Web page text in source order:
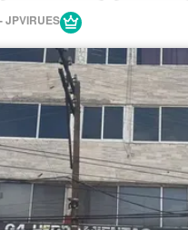
Cocina equipada
Internet
de televisión
Jacuzzi
Gas natural
Recámara con closet
JPVIRUES